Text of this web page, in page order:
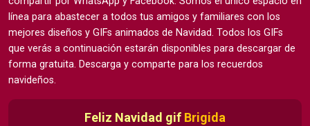
línea para abastecer a todos tus amigos y familiares con los
mejores diseños y GIFs animados de Navidad. Todos los GIFs
que verás a continuación estarán disponibles para descargar de
forma gratuita. Descarga y comparte para los recuerdos
navideños.
Feliz Navidad gif Brigida